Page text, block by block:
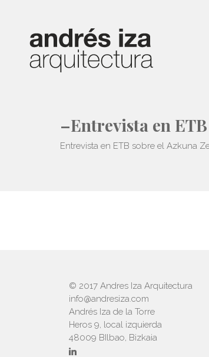
–Entrevista en
Entrevista en ETB sobre el Azkuna
© 2017 Andres Iza Arquitectura
info@andresiza.com
Andrés Iza de la Torre
Heros 9, local izquierda
48009 BIlbao, Bizkaia